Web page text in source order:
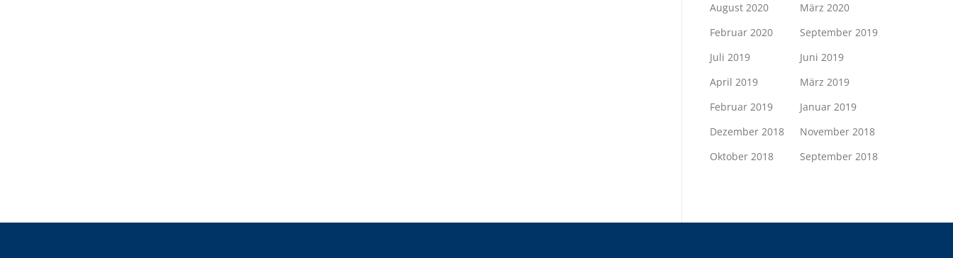
August 2020
März 2020
Februar 2020
September 2019
Juli 2019
Juni 2019
April 2019
März 2019
Februar 2019
Januar 2019
Dezember 2018
November 2018
Oktober 2018
September 2018